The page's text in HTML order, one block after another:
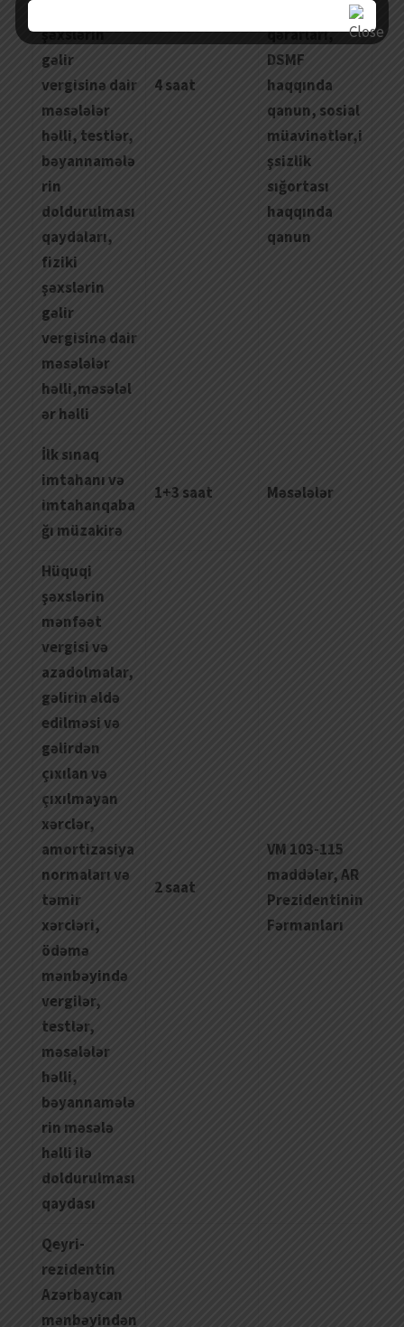
şəxslərin
gəlir
vergisinə dair
məsələlər
həlli, testlər,
bəyannamələ
rin
doldurulması
qaydaları,
fiziki
şəxslərin
gəlir
vergisinə dair
məsələlər
həlli,məsələl
ər həlli
4 saat
qərarları,
DSMF
haqqında
qanun, sosial
müavinətlər,i
şsizlik
sığortası
haqqında
qanun
İlk sınaq
imtahanı və
imtahanqaba
ğı müzakirə
1+3 saat Məsələlər
Hüquqi
şəxslərin
mənfəət
vergisi və
azadolmalar,
gəlirinəldə
edilməsi və
gəlirdən
çıxılanvə
çıxılmayan
xərclər,
amortizasiya
normaları və
təmir
xərcləri,
ödəmə
mənbəyində
vergilər,
testlər,
məsələlər
həlli,
bəyannamələ
rin məsələ
həlli ilə
doldurulması
qaydası
2 saat
VM 103-115
maddələr, AR
Prezidentinin
Fərmanları
Qeyri-
rezidentin
Azərbaycan
mənbəyindən